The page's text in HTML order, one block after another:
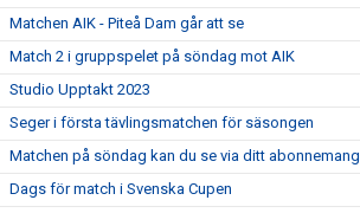
Matchen AIK - Piteå Dam går att se
Match 2 i gruppspelet på söndag mot AIK
Studio Upptakt 2023
Seger i första tävlingsmatchen för säsongen
Matchen på söndag kan du se via ditt abonnemang
Dags för match i Svenska Cupen